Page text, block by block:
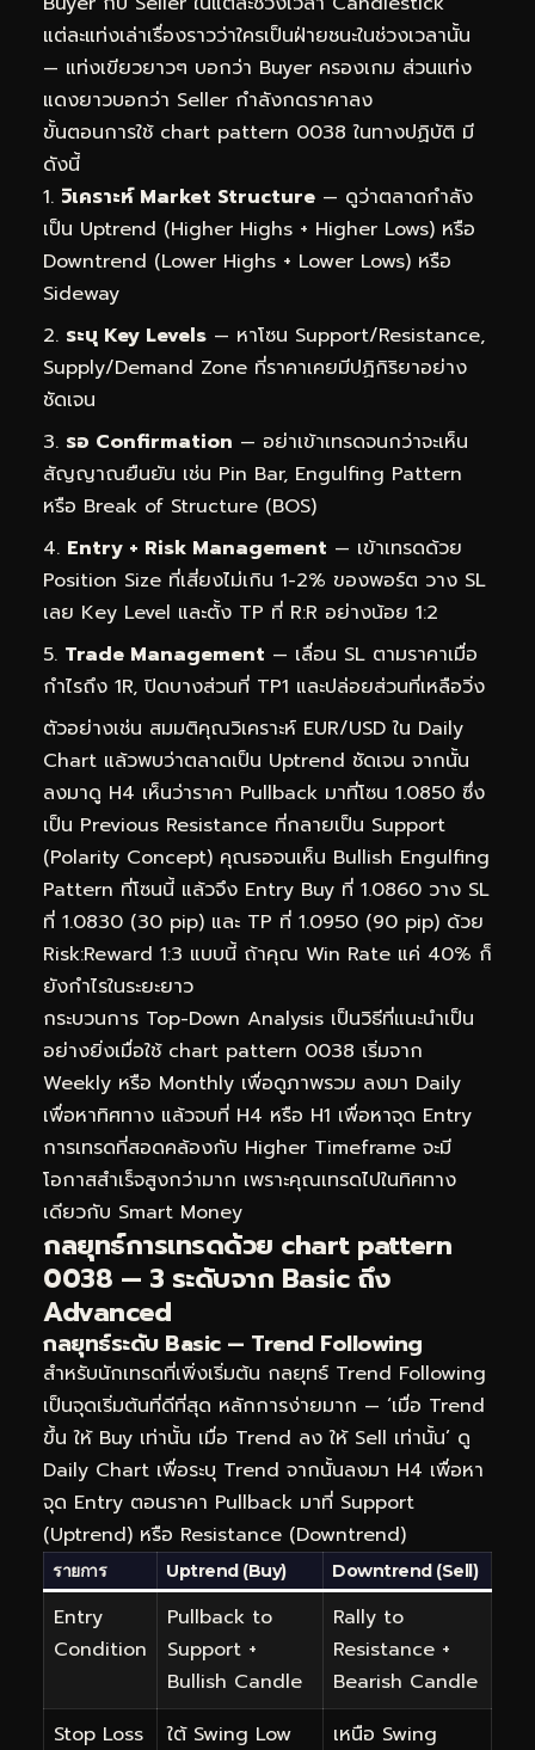
แต่ละแท่งเล่าเรื่องราวว่าใครเป็นฝ่ายชนะในช่วงเวลานั้น
— แท่งเขียวยาวๆ บอกว่า Buyer ครองเกม ส่วนแท่ง
แดงยาวบอกว่า Seller กำลังกดราคาลง
ขั้นตอนการใช้ chart pattern 0038 ในทางปฏิบัติ มี
ดังนี้
วิเคราะห์ Market Structure — ดูว่าตลาดกำลัง
เป็น Uptrend (Higher Highs + Higher Lows) หรือ
Downtrend (Lower Highs + Lower Lows) หรือ
Sideway
ระบุ Key Levels — หาโซน Support/Resistance,
Supply/Demand Zone ที่ราคาเคยมีปฏิกิริยาอย่าง
ชัดเจน
รอ Confirmation — อย่าเข้าเทรดจนกว่าจะเห็น
สัญญาณยืนยัน เช่น Pin Bar, Engulfing Pattern
หรือ Break of Structure (BOS)
Entry + Risk Management — เข้าเทรดด้วย
Position Size ที่เสี่ยงไม่เกิน 1-2% ของพอร์ต วาง SL
เลย Key Level และตั้ง TP ที่ R:R อย่างน้อย 1:2
Trade Management — เลื่อน SL ตามราคาเมื่อ
กำไรถึง 1R, ปิดบางส่วนที่ TP1 และปล่อยส่วนที่เหลือวิ่ง
ตัวอย่างเช่น สมมติคุณวิเคราะห์ EUR/USD ใน Daily
Chart แล้วพบว่าตลาดเป็น Uptrend ชัดเจน จากนั้น
ลงมาดู H4 เห็นว่าราคา Pullback มาที่โซน 1.0850 ซึ่ง
เป็น Previous Resistance ที่กลายเป็น Support
(Polarity Concept) คุณรอจนเห็น Bullish Engulfing
Pattern ที่โซนนี้ แล้วจึง Entry Buy ที่ 1.0860 วาง SL
ที่ 1.0830 (30 pip) และ TP ที่ 1.0950 (90 pip) ด้วย
Risk:Reward 1:3 แบบนี้ ถ้าคุณ Win Rate แค่ 40% ก็
ยังกำไรในระยะยาว
กระบวนการ Top-Down Analysis เป็นวิธีที่แนะนำเป็น
อย่างยิ่งเมื่อใช้ chart pattern 0038 เริ่มจาก
Weekly หรือ Monthly เพื่อดูภาพรวม ลงมา Daily
เพื่อหาทิศทาง แล้วจบที่ H4 หรือ H1 เพื่อหาจุด Entry
การเทรดที่สอดคล้องกับ Higher Timeframe จะมี
โอกาสสำเร็จสูงกว่ามาก เพราะคุณเทรดไปในทิศทาง
เดียวกับ Smart Money
กลยุทธ์การเทรดด้วย chart pattern
0038 — 3 ระดับจาก Basic ถึง
Advanced
กลยุทธ์ระดับ Basic — Trend Following
สำหรับนักเทรดที่เพิ่งเริ่มต้น กลยุทธ์ Trend Following
เป็นจุดเริ่มต้นที่ดีที่สุด หลักการง่ายมาก — ‘เมื่อ Trend
ขึ้น ให้ Buy เท่านั้น เมื่อ Trend ลง ให้ Sell เท่านั้น’ ดู
Daily Chart เพื่อระบุ Trend จากนั้นลงมา H4 เพื่อหา
จุด Entry ตอนราคา Pullback มาที่ Support
(Uptrend) หรือ Resistance (Downtrend)
รายการ Uptrend (Buy) Downtrend (Sell)
Entry
Condition
Pullback to
Support +
Bullish Candle
Rally to
Resistance +
Bearish Candle
Stop Loss
ใต้ Swing Low
เหนือ Swing